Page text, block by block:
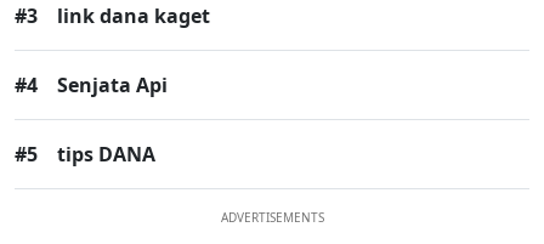
#3 link dana kaget
#4 Senjata Api
#5 tips DANA
ADVERTISEMENTS